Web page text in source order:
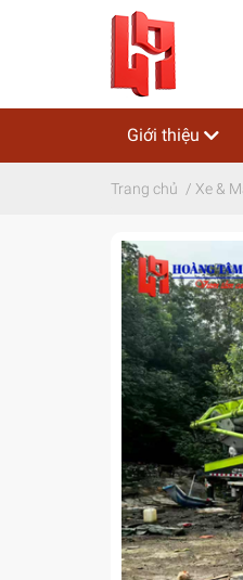
Giới thiệu
Trang chủ / Xe &